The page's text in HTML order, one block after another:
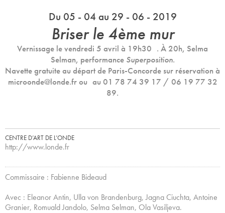
Du 05 - 04 au 29 - 06 - 2019
Briser le 4ème mur
Vernissage le vendredi 5 avril à 19h30 . À 20h, Selma
Selman, performanceSuperposition.
Navette gratuite au départ de Paris-Concorde sur réservation à
microonde@londe.fr ou au 01 78 74 39 17 / 06 19 77 32
89.
CENTRE D’ART DE L’ONDE
http://www.londe.fr
Commissaire : Fabienne Bideaud
Avec : Eleanor Antin, Ulla von Brandenburg, Jagna Ciuchta, Antoine
Granier, Romuald Jandolo, Selma Selman, Ola Vasiljeva.